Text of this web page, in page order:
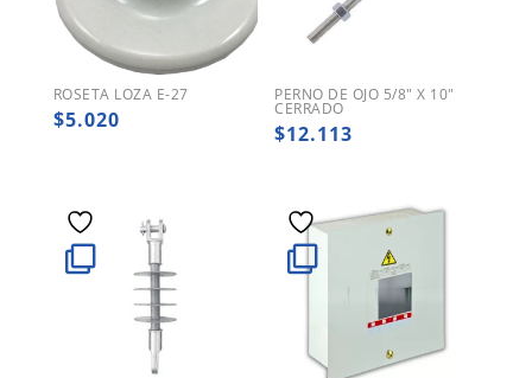
ROSETA LOZA E-27
$5.020
PERNO DE OJO 5/8″ X 10″
CERRADO
$12.113